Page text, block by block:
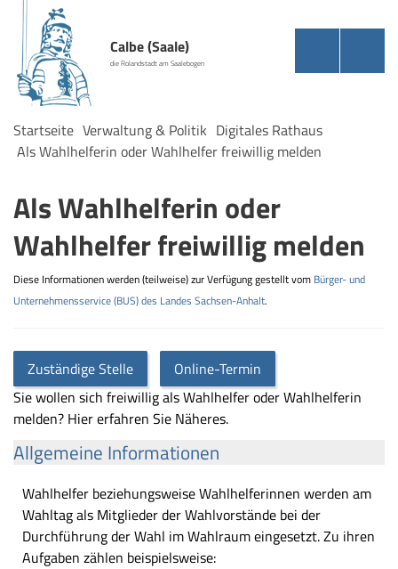
Calbe (Saale)
die Rolandstadt am Saalebogen
Startseite Verwaltung & Politik Digitales Rathaus
Als Wahlhelferin oder Wahlhelfer freiwillig melden
Als Wahlhelferin oder
Wahlhelfer freiwillig melden
Diese Informationen werden (teilweise) zur Verfügung gestellt vom Bürger- und
Unternehmensservice (BUS) des Landes Sachsen-Anhalt.
Zuständige Stelle
Online-Termin
Sie wollen sich freiwillig als Wahlhelfer oder Wahlhelferin
melden? Hier erfahren Sie Näheres.
Allgemeine Informationen
Wahlhelfer beziehungsweise Wahlhelferinnen werden am
Wahltag als Mitglieder der Wahlvorstände bei der
Durchführung der Wahl im Wahlraum eingesetzt. Zu ihren
Aufgaben zählen beispielsweise: